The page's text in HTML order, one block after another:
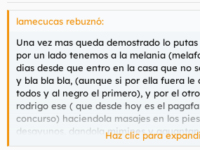
lamecucas rebuznó:
Una vez mas queda demostrado lo
por un lado tenemos a la melania
dias desde que entro en la casa que no
y bla bla bla, (aunque si por ella fuera le
todos y al negro el primero), y por el
rodrigo ese ( que desde hoy es el
concurso) haciendola masajes en los
desayunos, dandola mimines y
demas jilipolleces para que llegue un
Haz clic para